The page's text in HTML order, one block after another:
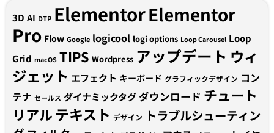
3D AI DTP ElementorElementor
Pro Flow Google logicool logi options Loop Carousel Loop
Grid macOS TIPS Wordpress アップデート ウィ
ジェット エフェクト キーボード グラフィックデザイン コン
テナ セールス ダイナミックタグダウンロード チュート
リアルテキスト デザイン トラブルシューティン